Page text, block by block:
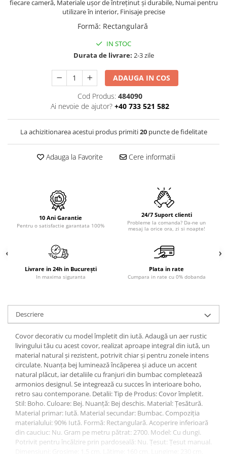
SETURI CHIUVETA DE BUCATARIE SI
SITE / COSURI INOX
STRICTO
Electrocasnice pentru bucătărie
Mixere și blendere
fiecare cameră, Materiale ușor de întreținut și durabile, Numai pentru
utilizare în interior, Finisaje precise
Formă: Rectangulară
IN STOC
Durata de livrare: 2-3 zile
ADAUGA IN COS
Cod Produs: 484090
Ai nevoie de ajutor? +40 733 521 582
La achizitionarea acestui produs primiti20puncte de fidelitate
Adauga la Favorite Cere informatii
10 Ani Garantie
Pentru o satisfactie garantata 100%
24/7 Suport clienti
Probleme la comanda? Da-ne un
mesaj la orice ora, zi si noapte!
Livrare in 24h in București
In maxima siguranta
Plata in rate
Cumpara in rate cu 0% dobanda
Descriere
Covor decorativ cu model împletit din iută. Adaugă un aer rustic
livingului tău cu acest covor, realizat aproape integral din iută, un
material natural și rezistent, potrivit chiar și pentru zonele intens
circulate. Nuanța bej luminează încăperea și aduce un accent
natural plăcut, iar detaliile cu franjuri din bumbac completează
armonios designul. Se integrează cu succes în interioare boho,
retro sau contemporane. Detalii: Tip de Produs: Covor împletit.
Stil: Boho. Culoare: Bej. Nuanță: Bej deschis. Material: Țesătură.
Material primar: Iută. Material secundar: Bumbac. Compoziția
materialului: 90% Iută. Formă: Rectangulară. Acoperire inferioară
din cauciuc: Nu. Gram pe metru pătrat: 2700. Model: Cu dungi.
Potrivit pentru încălzire prin pardoseală: Nu. Țesut: Țesut manual.